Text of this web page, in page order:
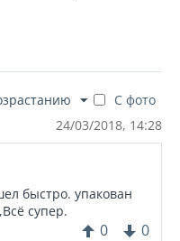
С фото
24/03/2018, 14:28
быстро. упакован
супер.
0 0